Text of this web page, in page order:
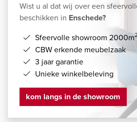
Wist u al dat wij over een
beschikken in Enschede?
Sfeervolle showroom 2000m
CBW erkende meubelzaak
3 jaar garantie
Unieke winkelbeleving
kom langs in de showroom